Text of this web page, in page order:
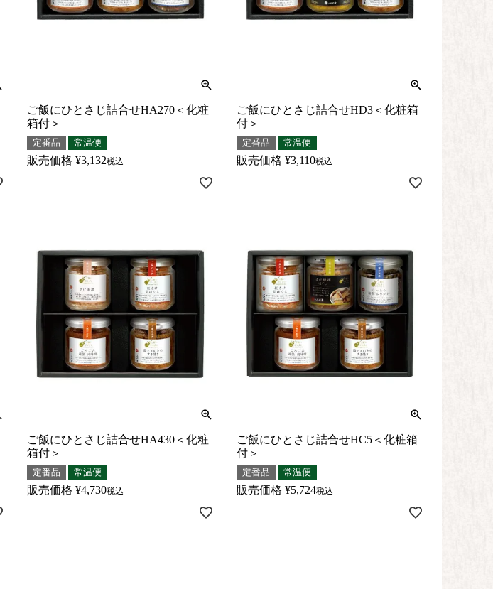
ご飯にひとさじ詰合せHA270＜化粧
箱付＞
定番品 常温便
販売価格 ¥3,132税込
ご飯にひとさじ詰合せHD3＜化粧箱
付＞
定番品 常温便
販売価格 ¥3,110税込
ご飯にひとさじ詰合せHA430＜化粧
箱付＞
定番品 常温便
販売価格 ¥4,730税込
ご飯にひとさじ詰合せHC5＜化粧箱
付＞
定番品 常温便
販売価格 ¥5,724税込